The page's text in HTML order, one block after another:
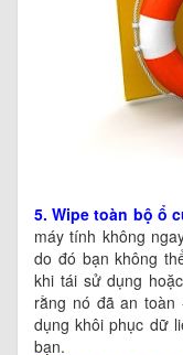
5. Wipe toàn bộ ổ
máy tính không
do đó bạn không
khi tái sử dụng
rằng nó đã an
dụng khôi phục dữ
bạn.